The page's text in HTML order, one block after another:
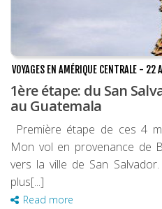
VOYAGES EN AMÉRIQUE CENTRALE - 22
1ère étape: du San
au Guatemala
Première étape de ces 4
Mon vol en provenance de
vers la ville de San
plus[...]
Read more